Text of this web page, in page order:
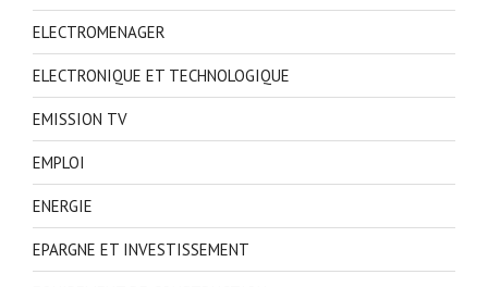
ELECTROMENAGER
ELECTRONIQUE ET TECHNOLOGIQUE
EMISSION TV
EMPLOI
ENERGIE
EPARGNE ET INVESTISSEMENT